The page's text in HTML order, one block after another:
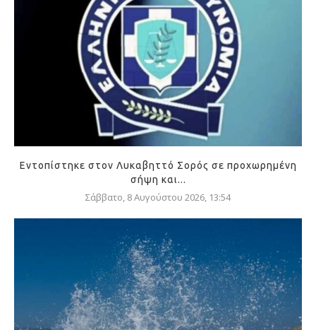
Εντοπίστηκε στον Λυκαβηττό Σορός σε προχωρημένη
σήψη και...
Σάββατο, 8 Αυγούστου 2026, 13:54